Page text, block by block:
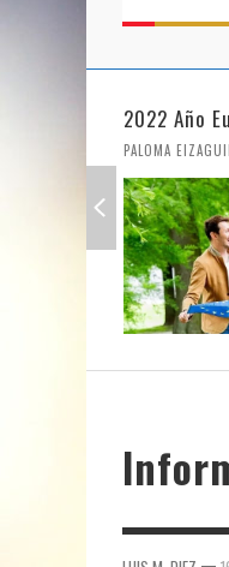
2022 Año
PALOMA